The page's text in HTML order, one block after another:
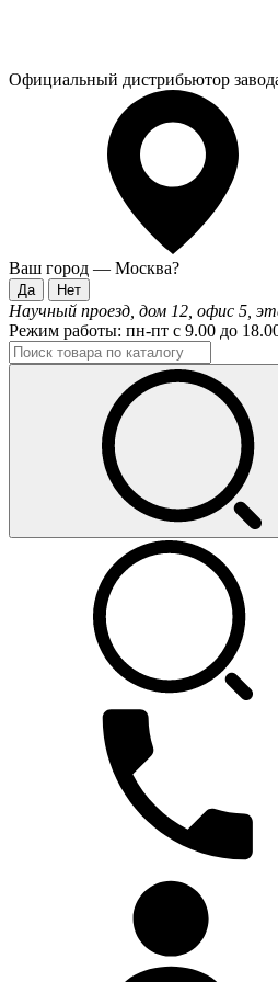
Официальный дистрибьютор
Ваш город — Москва?
Научный проезд, дом 12, офис 5,
Режим работы: пн-пт с 9.00 до